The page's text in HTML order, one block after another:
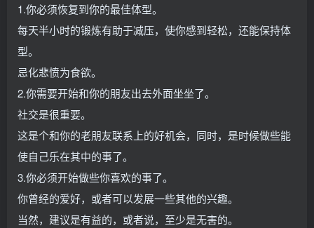
1.你必须恢复到你的最佳体型。
每天半小时的锻炼有助于减压，使你感到轻松，还能保持体
型。
忌化悲愤为食欲。
2.你需要开始和你的朋友出去外面坐坐了。
社交是很重要。
这是个和你的老朋友联系上的好机会，同时，是时候做些能
使自己乐在其中的事了。
3.你必须开始做些你喜欢的事了。
你曾经的爱好，或者可以发展一些其他的兴趣。
当然，建议是有益的，或者说，至少是无害的。